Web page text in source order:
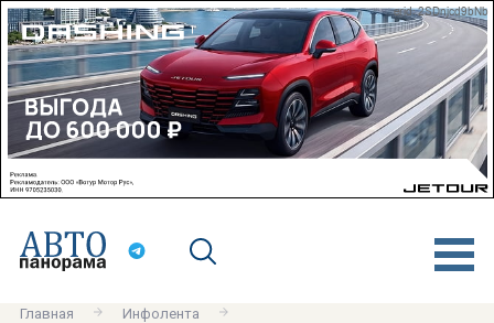
erid: 2SDnjcd9bNb
Главная
Инфолента